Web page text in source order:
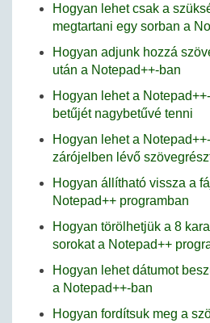
Hogyan lehet csak a
megtartani egy sorban a
Hogyan adjunk hozzá
után a Notepad++-ban
Hogyan lehet a
betűjét nagybetűvé tenni
Hogyan lehet a
zárójelben lévő
Hogyan állítható vissza a
Notepad++ programban
Hogyan törölhetjük a 8
sorokat a Notepad++
Hogyan lehet dátumot
a Notepad++-ban
Hogyan fordítsuk meg a